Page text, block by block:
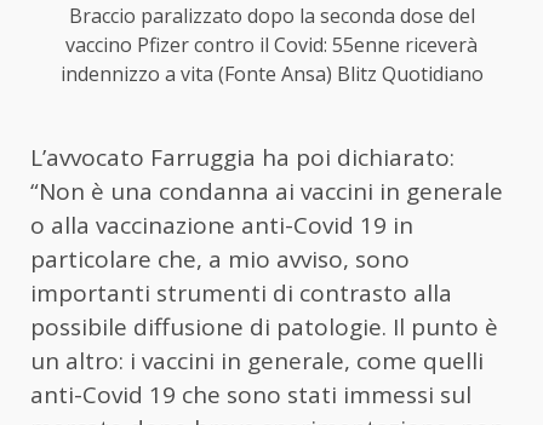
Braccio paralizzato dopo la seconda dose del
vaccino Pfizer contro il Covid: 55enne riceverà
indennizzo a vita (Fonte Ansa) Blitz Quotidiano
L’avvocato Farruggia ha poi dichiarato:
“Non è una condanna ai vaccini in generale
o alla vaccinazione anti-Covid 19 in
particolare che, a mio avviso, sono
importanti strumenti di contrasto alla
possibile diffusione di patologie. Il punto è
un altro: i vaccini in generale, come quelli
anti-Covid 19 che sono stati immessi sul